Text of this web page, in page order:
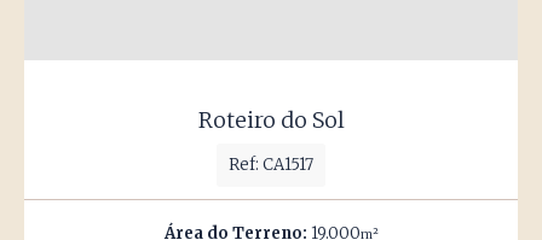
Roteiro do Sol
Ref: CA1517
Área do Terreno: 19.000m²